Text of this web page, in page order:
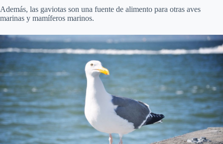
Además, las gaviotas son una fuente de alimento para otras aves
marinas y mamíferos marinos.